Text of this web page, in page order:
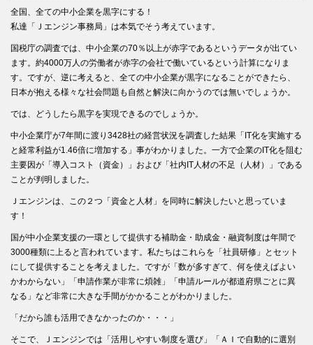
全国、全ての中小企業を黒字にする！
私達「Ｊエンジン事務局」は本気でそう考えています。
国税庁の調査では、中小企業の70％以上が赤字であるというデータが出てい
ます。約4000万人の労働者が赤字の会社で働いているという計算になりま
す。ですが、逆に考えると、全ての中小企業が黒字になることができたら、
日本が抱える様々な社会問題も自然と解決に向かうのでは無いでしょうか。
では、どうしたら黒字を実現できるのでしょうか。
中小企業庁が7年間に渡り3428社の経営状況を調査した結果「IT化を実施する
と経常利益が1.46倍に増加する」事がわかりました。一方で企業のIT化を阻む
主要因が「導入コスト（資金）」および「社内IT人材の不足（人材）」である
ことが判明しました。
Ｊエンジンは、この２つ「資金と人材」を同時に解決したいと思っていま
す！
国が中小企業支援の一環として提供する補助金・助成金・融資制度は年間で
3000種類に上ると言われています。私たちはこれらを「社員研修」とセット
にして提供することを考えました。ですが「数が多すぎて、何を使えばよい
かわからない」「申請作業が非常に煩雑」「申請ルールが都道府県ごとに異
なる」など非常に大きな手間がかかることがわかりました。
「だから誰も活用できなかったのか・・・」
そこで、Ｊエンジンでは「活用しやすい制度を選び」「ＡＩで自動的に選別